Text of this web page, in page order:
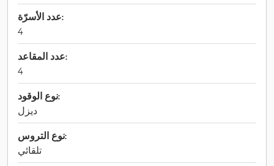
عدد الأسرّة:
4
عدد المقاعد:
4
نوع الوقود:
ديزل
نوع التروس:
تلقائي